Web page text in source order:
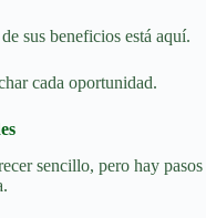
sus beneficios está aquí.
cada oportunidad.
sencillo, pero hay pasos